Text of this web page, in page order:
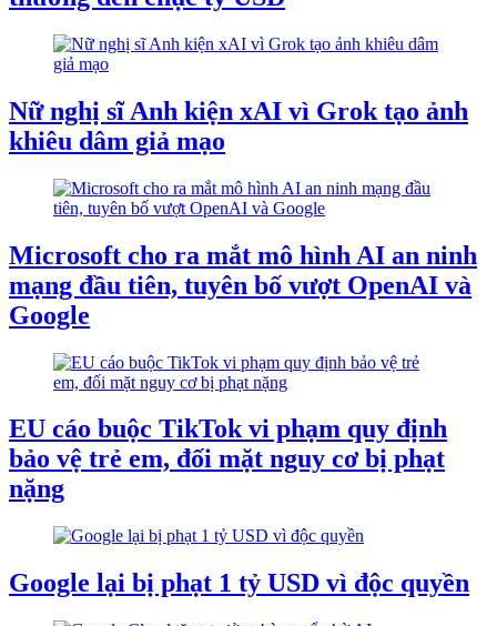
Nữ nghị sĩ Anh kiện xAI vì Grok tạo ảnh
khiêu dâm giả mạo
Microsoft cho ra mắt mô hình AI an ninh
mạng đầu tiên, tuyên bố vượt OpenAI và
Google
EU cáo buộc TikTok vi phạm quy định
bảo vệ trẻ em, đối mặt nguy cơ bị phạt
nặng
Google lại bị phạt 1 tỷ USD vì độc quyền